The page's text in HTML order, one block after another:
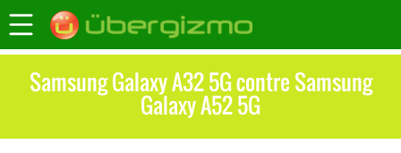
Samsung Galaxy A32 5G contre Samsung
Galaxy A52 5G